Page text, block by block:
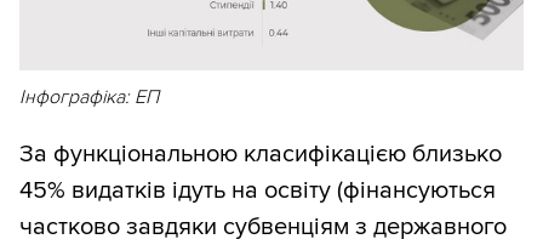
Інфографіка: ЕП
За функціональною класифікацією близько
45% видатків ідуть на освіту (фінансуються
частково завдяки субвенціям з державного